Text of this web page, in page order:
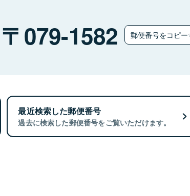
079-1582 郵便番号をコピー
最近検索した郵便番号
過去に検索した郵便番号をご覧いただけます。